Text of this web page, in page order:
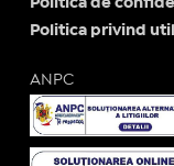
Politica de
Politica privind
ANPC